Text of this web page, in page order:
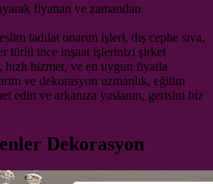
fiyattan ve zamandan
tadilat onarım işleri, dış cephe sıva,
türlü ince inşaat işlerinizi şirket
hizmet, ve en uygun fiyatla
ve dekorasyon uzmanlık, eğitim
edin ve arkanıza yaslanın, gerisini biz
Dekorasyon